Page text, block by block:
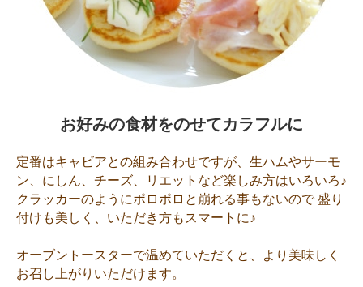
お好みの食材をのせてカラフルに
定番はキャビアとの組み合わせですが、生ハムやサーモ
ン、にしん、チーズ、リエットなど楽しみ方はいろいろ♪
クラッカーのようにポロポロと崩れる事もないので 盛り
付けも美しく、いただき方もスマートに♪
オーブントースターで温めていただくと、より美味しく
お召し上がりいただけます。